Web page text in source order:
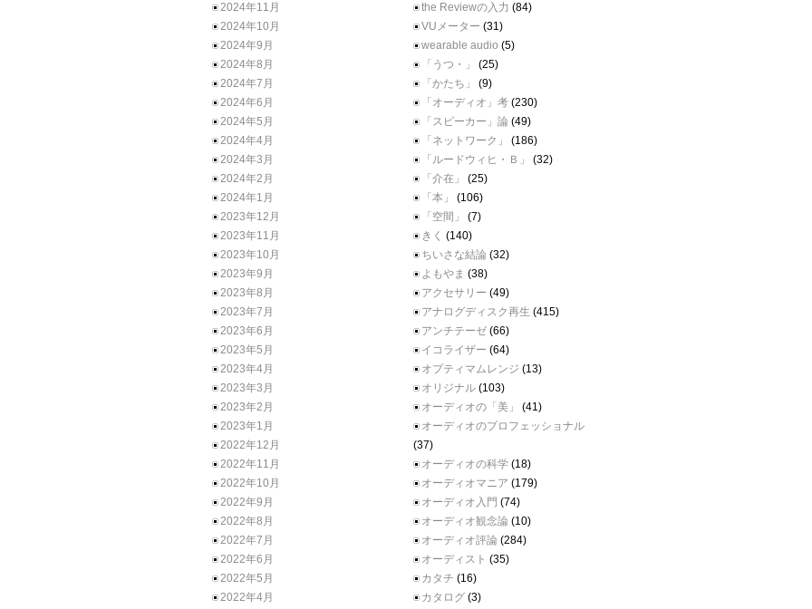
2024年11月
2024年10月
2024年9月
2024年8月
2024年7月
2024年6月
2024年5月
2024年4月
2024年3月
2024年2月
2024年1月
2023年12月
2023年11月
2023年10月
2023年9月
2023年8月
2023年7月
2023年6月
2023年5月
2023年4月
2023年3月
2023年2月
2023年1月
2022年12月
2022年11月
2022年10月
2022年9月
2022年8月
2022年7月
2022年6月
2022年5月
2022年4月
the Reviewの入力 (84)
VUメーター (31)
wearable audio (5)
「うつ・」
(25)
「かたち」
(9)
「オーディオ」考 (230)
「スピーカー」論 (49)
「ネットワーク」
(186)
「ルードウィヒ・Ｂ」
(32)
「介在」
(25)
「本」
(106)
「空間」
(7)
きく (140)
ちいさな結論 (32)
よもやま (38)
アクセサリー (49)
アナログディスク再生 (415)
アンチテーゼ (66)
イコライザー (64)
オプティマムレンジ (13)
オリジナル (103)
オーディオの「美」
(41)
オーディオのプロフェッショナル
(37)
オーディオの科学 (18)
オーディオマニア (179)
オーディオ入門 (74)
オーディオ観念論 (10)
オーディオ評論 (284)
オーディスト (35)
カタチ (16)
カタログ (3)